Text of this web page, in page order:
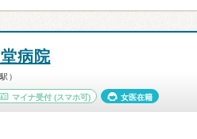
病院
）
マイナ受付 (スマホ可) 女医在籍